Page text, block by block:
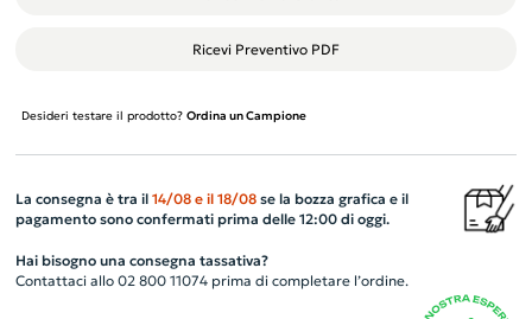
Ricevi Preventivo PDF
Desideri testare il prodotto? Ordina un Campione
La consegna è tra il 14/08 e il 18/08se la bozza grafica e il
pagamento sono confermati prima delle 12:00 di oggi.
Hai bisogno una consegna tassativa?
Contattaci allo 02 800 11074 prima di completare l’ordine.